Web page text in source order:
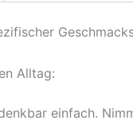
Alltag:
einfach.